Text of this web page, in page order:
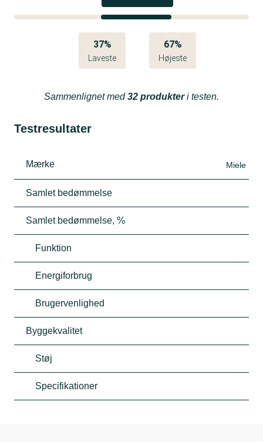
37%
Laveste
67%
Højeste
Sammenlignet med32 produkteri testen.
Testresultater
Mærke Miele
Samlet bedømmelse
Samlet bedømmelse, %
Funktion
Energiforbrug
Brugervenlighed
Byggekvalitet
Støj
Specifikationer